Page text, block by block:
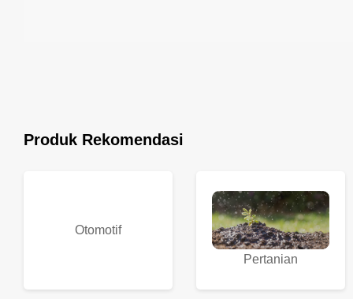
Produk Rekomendasi
Otomotif
Pertanian